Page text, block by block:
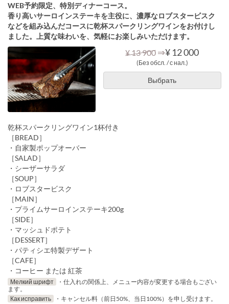
WEB予約限定、特別ディナーコース。
香り高いサーロインステーキを主役に、濃厚なロブスタービスク
などを組み込んだコースに乾杯スパークリングワインをお付けし
ました。上質な味わいを、気軽にお楽しみいただけます。
¥ 13 900 ⇒¥ 12 000
(Без обсл. / с нал.)
Выбрать
乾杯スパークリングワイン1杯付き
［BREAD］
・自家製ポップオーバー
［SALAD］
・シーザーサラダ
［SOUP］
・ロブスタービスク
［MAIN］
・プライムサーロインステーキ200g
［SIDE］
・マッシュドポテト
［DESSERT］
・パティシエ特製デザート
［CAFE］
・コーヒー または 紅茶
Мелкий шрифт
・仕入れの関係上、メニュー内容が変更する場合もござい
ます。
Как исправить
・キャンセル料（前日50%、当日100%）を申し受けます。